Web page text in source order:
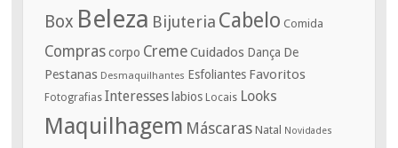
Box Beleza Bijuteria Cabelo Comida
Comprascorpo CremeCuidados Dança De
Pestanas Desmaquilhantes Esfoliantes Favoritos
Fotografias Interesses labios Locais Looks
Maquilhagem Máscaras Natal Novidades